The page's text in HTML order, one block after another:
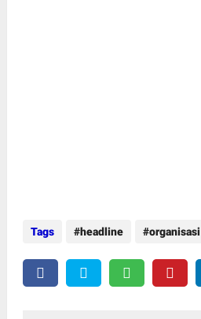
Tags headline organisasi